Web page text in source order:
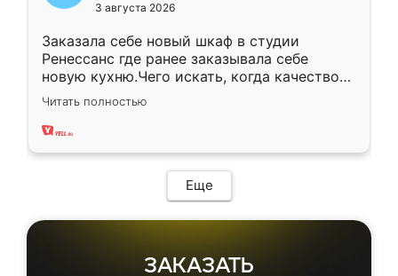
3 августа 2026
Заказала себе новый шкаф в студии
Ренессанс где ранее заказывала себе
новую кухню.Чего искать, когда качеством
вполне довольна. Служит кухня уже почти
два года, нареканий нет.
Читать полностью
Еще
ЗАКАЗАТЬ